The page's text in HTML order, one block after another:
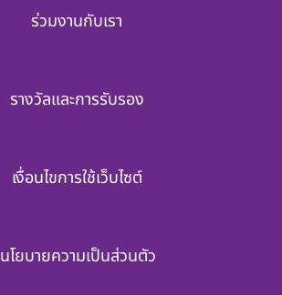
ร่วมงานกับเรา
รางวัลและการรับรอง
เงื่อนไขการใช้เว็บไซต์
นโยบายความเป็นส่วนตัว